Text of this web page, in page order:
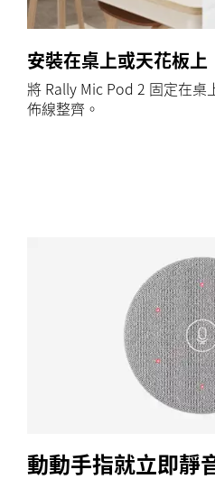
安裝在桌上或天花板上
將 Rally Mic Pod 2 固定在桌
佈線整齊。
動動手指就立即靜